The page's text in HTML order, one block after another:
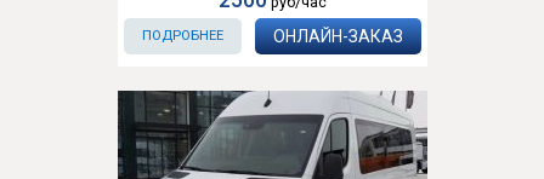
ПОДРОБНЕЕ ОНЛАЙН-ЗАКАЗ